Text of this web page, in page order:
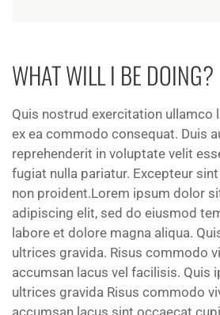
WHAT WILL I BE DOING?
Quis nostrud exercitation ullamco
ex ea commodo consequat. Duis
reprehenderit in voluptate velit
fugiat nulla pariatur. Excepteur
non proident.Lorem ipsum dolor
adipiscing elit, sed do eiusmod
labore et dolore magna aliqua.
ultrices gravida. Risus commodo
accumsan lacus vel facilisis. Quis
ultrices gravida Risus commodo
accumsan lacus sint occaecat